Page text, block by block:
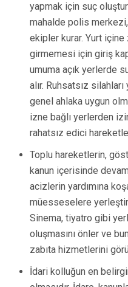
yapmak için suç
mahalde polis
ekipler kurar. Yurt
girmemesi için giriş
umuma açık yerlerde
alır. Ruhsatsız
genel ahlaka uygun
izne bağlı yerlerden
rahatsız edici
Toplu hareketlerin,
kanun içerisinde
acizlerin yardımına
müesseselere
Sinema, tiyatro gibi
oluşmasını önler ve
zabıta hizmetlerini
İdari kolluğun en